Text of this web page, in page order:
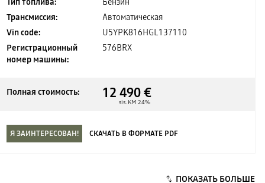
Трансмиссия:
Автоматическая
Vin code:
U5YPK816HGL137110
Регистрационный
номер машины:
576BRX
Полная стоимость: 12 490 €
sis. KM 24%
Я ЗАИНТЕРЕСОВАН! СКАЧАТЬ В ФОРМАТЕ PDF